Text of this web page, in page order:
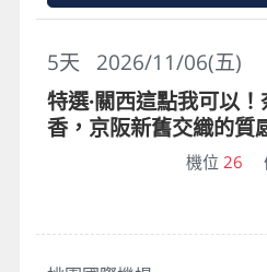
2026/11/06(五)
5天
特選·關西這點我可以
香，京阪新舊交織的質
機位 26